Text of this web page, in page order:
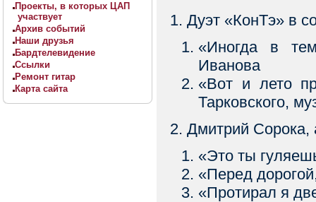
Проекты, в которых ЦАП
участвует
Архив событий
Наши друзья
Бардтелевидение
Ссылки
Ремонт гитар
Карта сайта
1. Дуэт «КонТэ» в
«Иногда в
Иванова
«Вот и лето
Тарковского,
2. Дмитрий Сорока,
«Это ты
«Перед
«Протирал я